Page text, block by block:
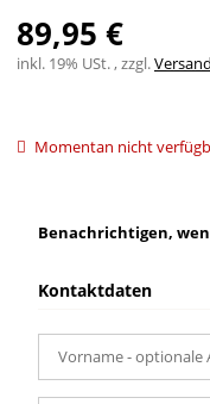
89,95 €
inkl. 19% USt. , zzgl.Versand
Momentan nicht
Benachrichtigen,
Kontaktdaten
Vorname- optionale